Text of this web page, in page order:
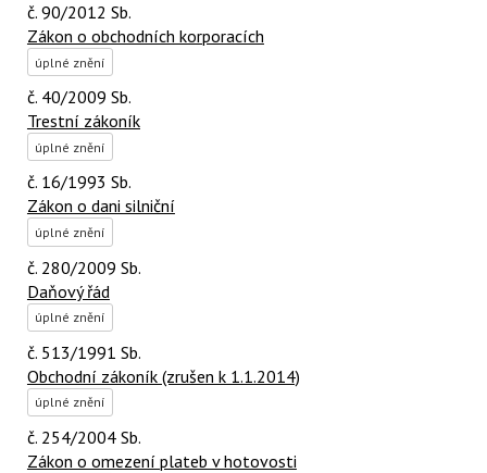
č. 90/2012 Sb.
Zákon o obchodních korporacích
úplné znění
č. 40/2009 Sb.
Trestní zákoník
úplné znění
č. 16/1993 Sb.
Zákon o dani silniční
úplné znění
č. 280/2009 Sb.
Daňový řád
úplné znění
č. 513/1991 Sb.
Obchodní zákoník (zrušen k 1.1.2014)
úplné znění
č. 254/2004 Sb.
Zákon o omezení plateb v hotovosti